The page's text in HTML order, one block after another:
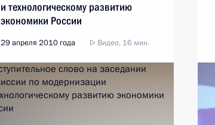
и технологическому развитию
экономики России
29 апреля 2010 года Видео, 16 мин.